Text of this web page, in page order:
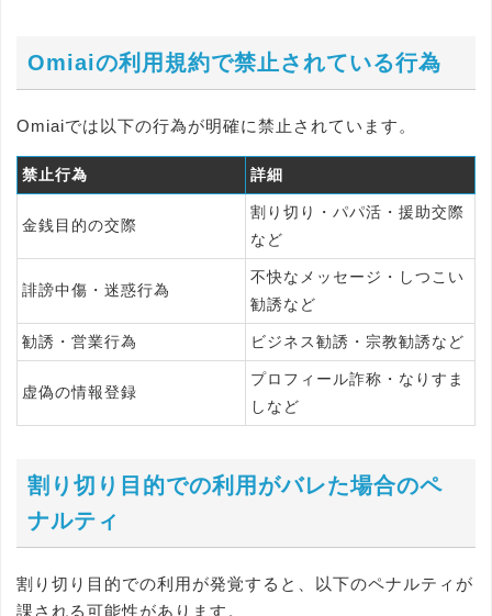
Omiaiの利用規約で禁止されている行為
Omiaiでは以下の行為が明確に禁止されています。
禁止行為 詳細
金銭目的の交際
割り切り・パパ活・援助交際
など
誹謗中傷・迷惑行為
不快なメッセージ・しつこい
勧誘など
勧誘・営業行為 ビジネス勧誘・宗教勧誘など
虚偽の情報登録
プロフィール詐称・なりすま
しなど
割り切り目的での利用がバレた場合のペ
ナルティ
割り切り目的での利用が発覚すると、以下のペナルティが
課される可能性があります。